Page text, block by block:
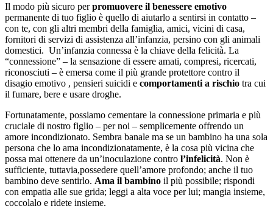
Il modo più sicuro perpromuovere il benessere emotivo
permanente di tuo figlio è quello di aiutarlo a sentirsi in contatto –
con te, con gli altri membri della famiglia, amici, vicini di casa,
fornitori di servizi di assistenza all’infanzia, persino con gli animali
domestici. Un’infanzia connessa è la chiave della felicità. La
“connessione” – la sensazione di essere amati, compresi, ricercati,
riconosciuti – è emersa come il più grande protettore contro il
disagio emotivo , pensieri suicidi e comportamenti a rischio tra cui
il fumare, bere e usare droghe.
Fortunatamente, possiamo cementare la connessione primaria e più
cruciale di nostro figlio – per noi – semplicemente offrendo un
amore incondizionato. Sembra banale ma se un bambino ha una sola
persona che lo ama incondizionatamente, è la cosa più vicina che
possa mai ottenere da un’inoculazione contro l’infelicità. Non è
sufficiente, tuttavia,possedere quell’amore profondo; anche il tuo
bambino deve sentirlo. Ama il bambino il più possibile; rispondi
con empatia alle sue grida; leggi a alta voce per lui; mangia insieme,
coccolalo e ridete insieme.